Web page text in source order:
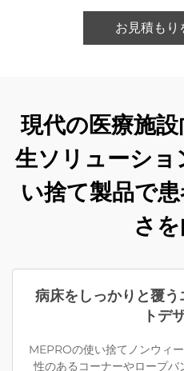
お見積もり
現代の医療施
生ソリューショ
い捨て製品で
さ
病床をしっかりと覆
トデ
MEPROの使い捨てノンウィ
性のあるコーナーやロープ